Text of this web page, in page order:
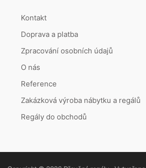
Kontakt
Doprava a platba
Zpracování osobních údajů
O nás
Reference
Zakázková výroba nábytku a regálů
Regály do obchodů